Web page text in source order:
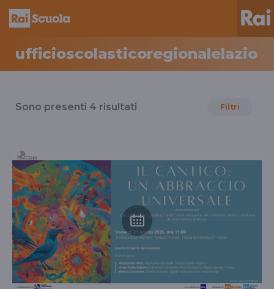
ufficioscolasticoregionalelazio
il
ufficioscolasticoregionalelazio
Sono presenti 4 risultati Filtri